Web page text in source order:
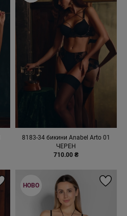
8183-34 бикини Anabel Arto 01
ЧЕРЕН
710.00 ₴
НОВО